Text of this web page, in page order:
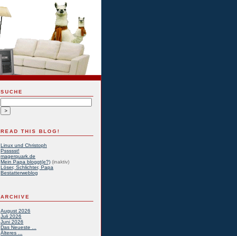
SUCHE
READ THIS BLOG!
Linux und Christoph
Pssssst!
magerquark.de
Mein Papa bloggt(e?) (inaktiv)
Löser, Schlichter, Papa
Bestatterweblog
ARCHIVE
August 2026
Juli 2026
Juni 2026
Das Neueste ...
Älteres ...